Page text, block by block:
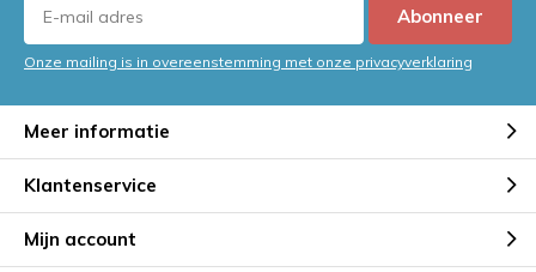
Abonneer
Onze mailing is in overeenstemming met onze privacyverklaring
Meer informatie
Klantenservice
Mijn account